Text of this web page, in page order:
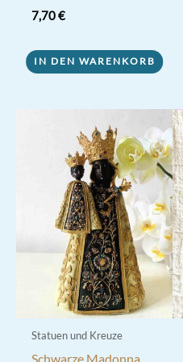
7,70€
IN DEN WARENKORB
Statuen und Kreuze
Schwarze Madonna